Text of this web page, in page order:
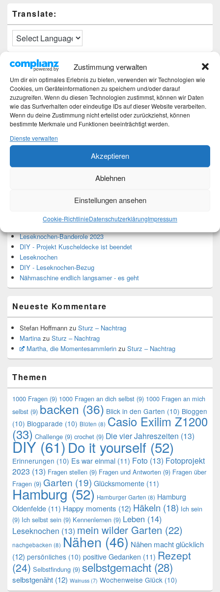
Zustimmung verwalten
Um dir ein optimales Erlebnis zu bieten, verwenden wir Technologien wie
Cookies, um Geräteinformationen zu speichern und/oder darauf
zuzugreifen. Wenn du diesen Technologien zustimmst, können wir Daten
wie das Surfverhalten oder eindeutige IDs auf dieser Website verarbeiten.
Wenn du deine Zustimmung nicht erteilst oder zurückziehst, können
bestimmte Merkmale und Funktionen beeinträchtigt werden.
Dienste verwalten
Akzeptieren
Ablehnen
Einstellungen ansehen
Cookie-RichtlinieDatenschutzerklärungImpressum
Translate:
Neueste Beiträge
Hochzeitstage und ihre Bedeutung
Sturz – Nachtrag
Sturz mit Folgen
Gibt es was Neues?
Top-Beiträge und Top-Seiten
Leseknochen-Banderole 2023
DIY - Projekt Kuscheldecke ist beendet
Leseknochen
DIY - Leseknochen-Bezug
Nähmaschine endlich langsamer - es geht
Neueste Kommentare
Stefan Hoffmann zu Sturz – Nachtrag
Martina zu Sturz – Nachtrag
Martha, die Momentesammlerinzu Sturz – Nachtrag
Themen
1000 Fragen (9) 1000 Fragen an dich selbst (9) 1000 Fragen an mich
selbst (9) backen (36) Blick in den Garten (10) Bloggen
(10) Blogparade (10) Blüten (8) Casio Exilim Z1200
(33) Challenge (9) crochet (9) Die vier Jahreszeiten (13)
DIY (61)Do it yourself (52)
Erinnerungen (10) Es war einmal (11) Foto (13) Fotoprojekt
2023 (13) Fragen stellen (9) Fragen und Antworten (9) Fragen über
Fragen (9) Garten (19) Glücksmomente (11)
Hamburg (52) Hamburger Garten (8) Hamburg
Oldenfelde (11) Happy moments (12) Häkeln (18) Ich sein
(9) Ich selbst sein (9) Kennenlernen (9) Leben (14)
Leseknochen (13) mein wilder Garten (22)
nachgebacken (8) Nähen (46) Nähen macht glücklich
(12) persönliches (10) positive Gedanken (11) Rezept
(24) Selbstfindung (9) selbstgemacht (28)
selbstgenäht (12) Walnuss (7) Wochenweise Glück (10)